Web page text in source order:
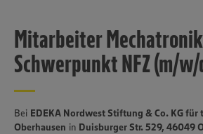
Mitarbeiter
Schwerpunkt NFZ (m/
Bei EDEKA Nordwest Stiftung & Co. KG
Oberhausen in Duisburger Str. 529, 46049